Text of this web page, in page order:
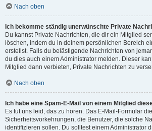
Nach oben
Ich bekomme ständig unerwünschte Private
Du kannst Private Nachrichten, die dir ein Mitglied
löschen, indem du in deinem persönlichen Bereich
erstellst. Falls du belästigende Nachrichten von
du dies auch einem Administrator melden. Dieser
Mitglied dann verbieten, Private Nachrichten zu
Nach oben
Ich habe eine Spam-E-Mail von einem Mitglied
Es tut uns leid, das zu hören. Das E-Mail-Formular
Sicherheitsvorkehrungen, die Benutzer, die solche
identifizieren sollen. Du solltest einem Administrator